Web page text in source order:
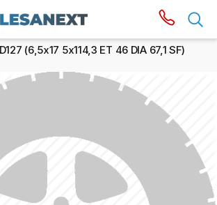
(6,5х17 5x114,3 ET 46 DIA 67,1 SF)